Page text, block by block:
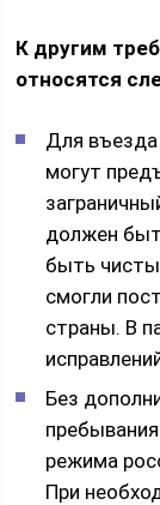
К другим
относятся
Для въезда
могут
должен
быть
смогли
страны. В
Без
режима
При